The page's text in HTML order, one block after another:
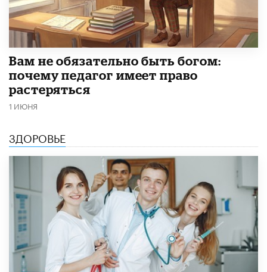
​Вам не обязательно быть богом:
почему педагог имеет право
растеряться
1 ИЮНЯ
ЗДОРОВЬЕ